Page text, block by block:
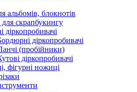
альбомів, блокнотів
скрапбукингу
діркопробивачі
діркопробивачі
(пробійники)
діркопробивачі
фігурні ножиці